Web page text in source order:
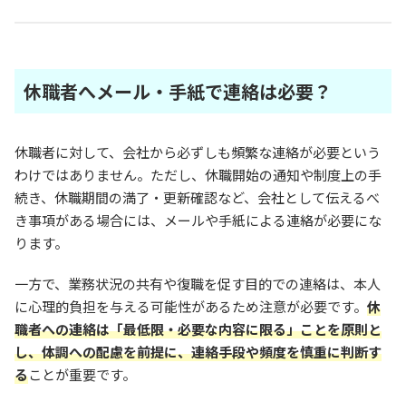
休職者へメール・手紙で連絡は必要？
休職者に対して、会社から必ずしも頻繁な連絡が必要という
わけではありません。ただし、休職開始の通知や制度上の手
続き、休職期間の満了・更新確認など、会社として伝えるべ
き事項がある場合には、メールや手紙による連絡が必要にな
ります。
一方で、業務状況の共有や復職を促す目的での連絡は、本人
に心理的負担を与える可能性があるため注意が必要です。 休
職者への連絡は「最低限・必要な内容に限る」ことを原則と
し、体調への配慮を前提に、連絡手段や頻度を慎重に判断す
ることが重要です。